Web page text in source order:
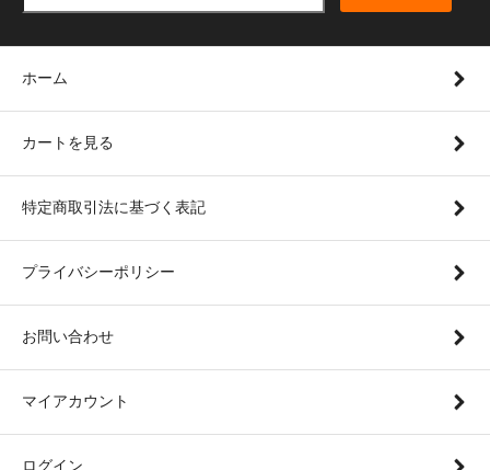
ホーム
カートを見る
特定商取引法に基づく表記
プライバシーポリシー
お問い合わせ
マイアカウント
ログイン